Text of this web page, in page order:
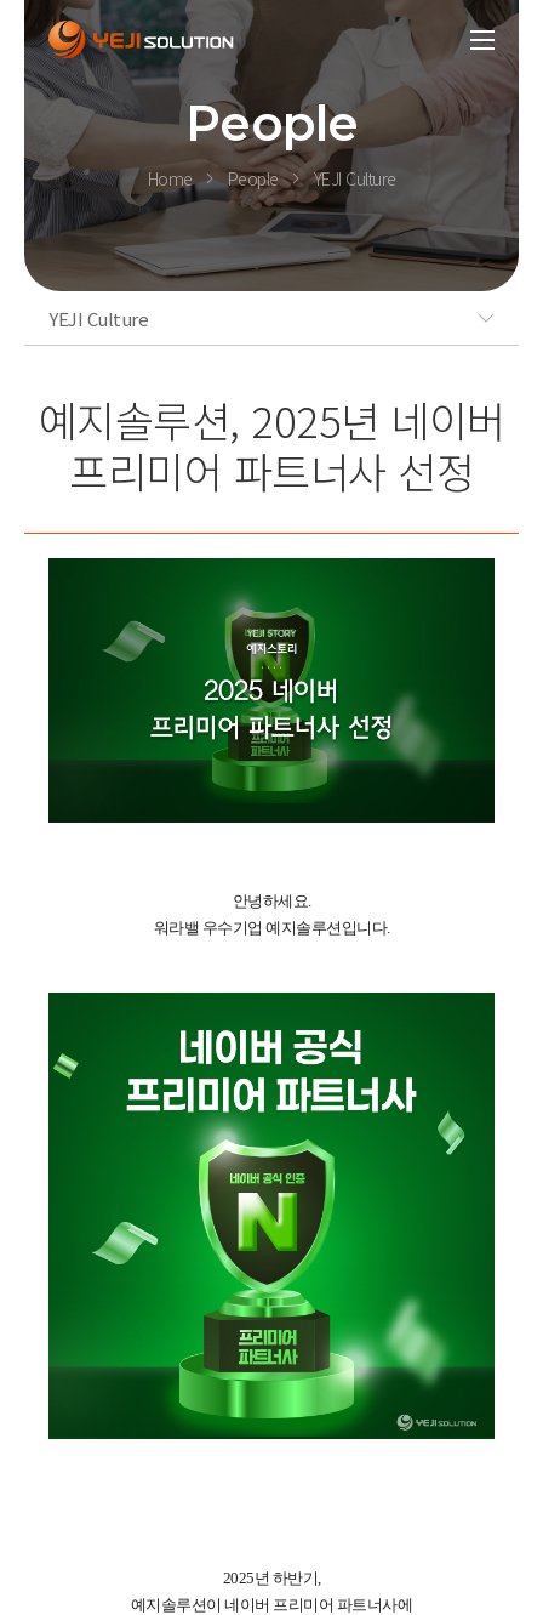
People
Home People YEJI Culture
YEJI Culture
예지솔루션, 2025년 네이버
프리미어 파트너사 선정
안녕하세요.
워라밸 우수기업 예지솔루션입니다.
2025년 하반기,
예지솔루션이 네이버 프리미어 파트너사에